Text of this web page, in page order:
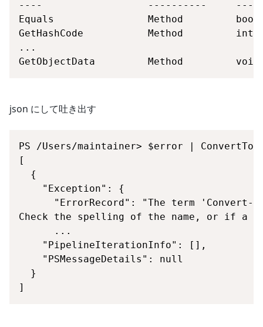
GetObjectData         Method         void
json にして吐き出す
]